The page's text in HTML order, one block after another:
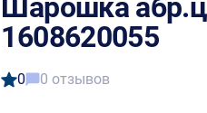
Шарошка
1608620055
0 0 отзывов